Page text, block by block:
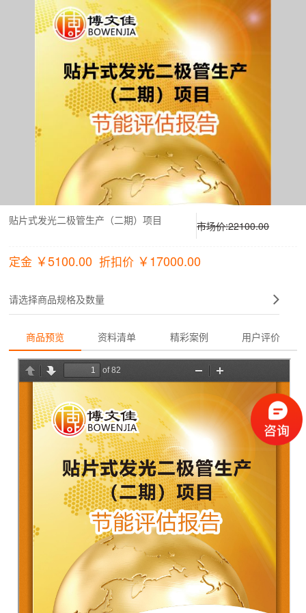
贴片式发光二极管生产（二期）项目 市场价:22100.00
定金 ￥5100.00 折扣价 ￥17000.00
请选择商品规格及数量
商品预览 资料清单 精彩案例 用户评价